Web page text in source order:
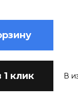
1 клик В